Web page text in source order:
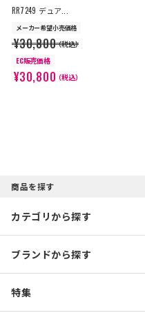
RR7249 デュア...
メーカー希望小売価格
¥30,800（税込）
EC販売価格
¥30,800（税込）
商品を探す
カテゴリから探す
ブランドから探す
特集